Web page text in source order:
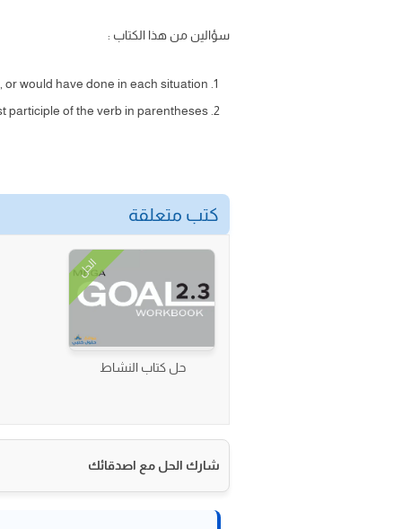
سؤالين من هذا الكتاب :
would have done in each situation.
participle of the verb in parentheses.
كتب متعلقة
الحل
حل كتاب النشاط
شارك الحل مع اصدقائك